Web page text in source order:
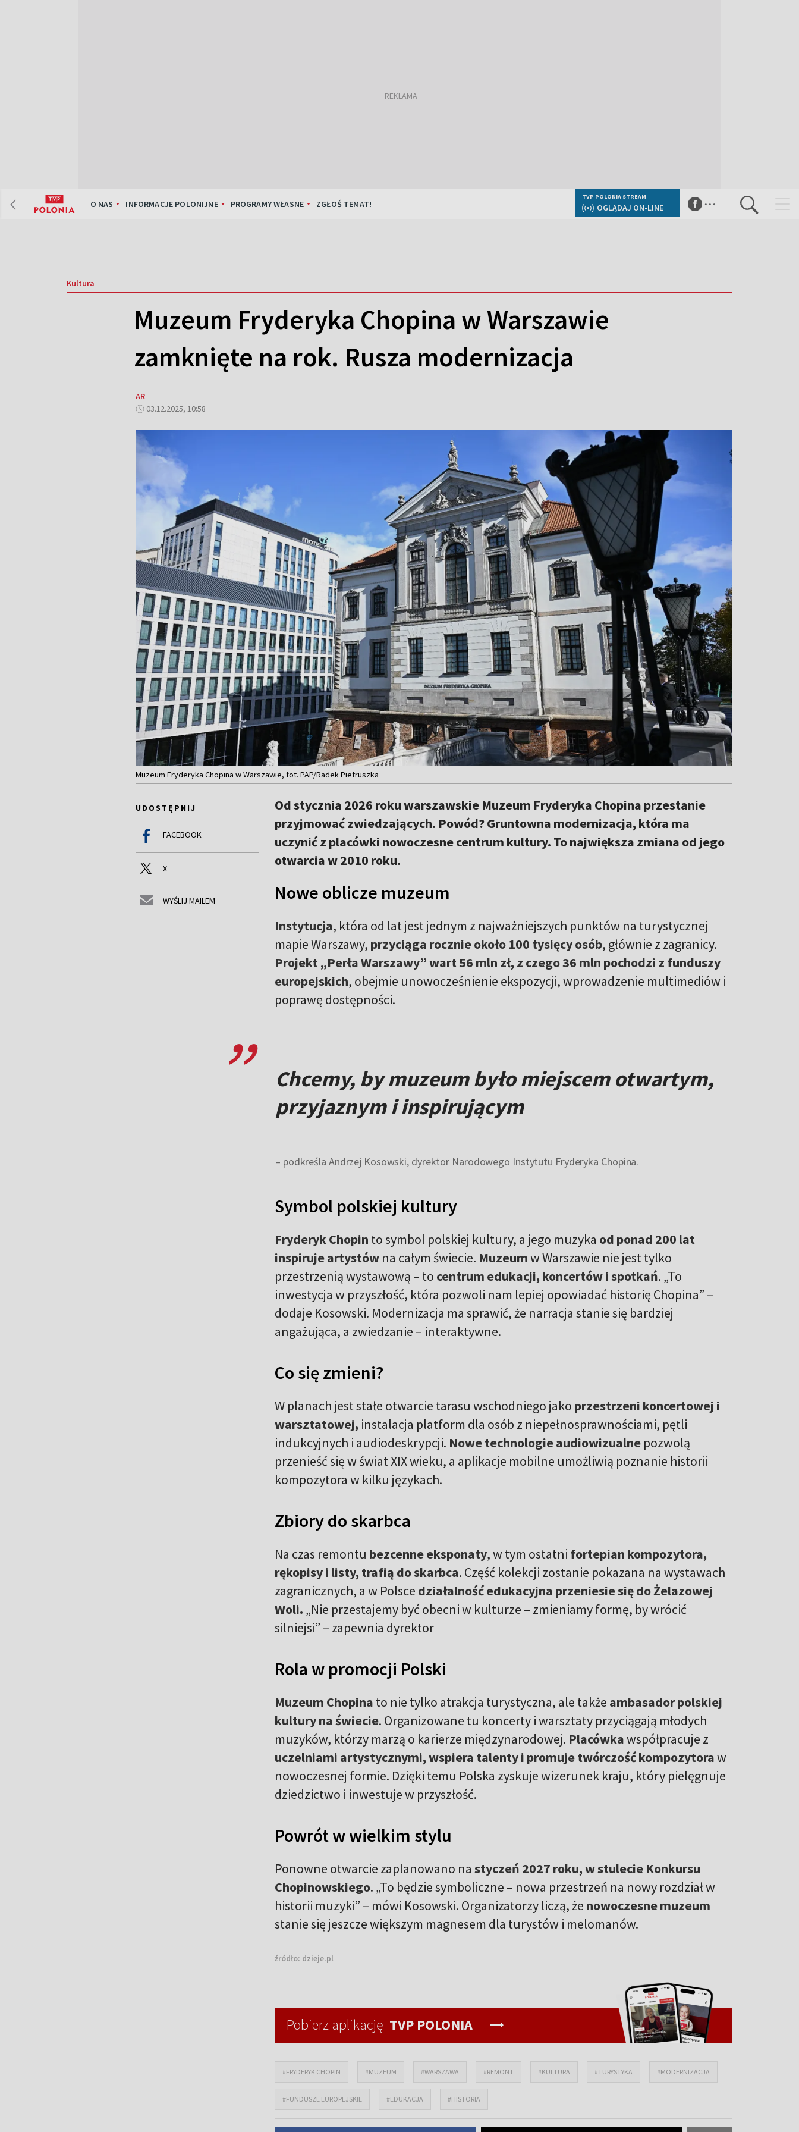
O NAS INFORMACJE POLONIJNE PROGRAMY WŁASNE ZGŁOŚ TEMAT!
TVP POLONIA STREAM
OGLĄDAJ ON-LINE ...
Kultura
Muzeum Fryderyka Chopina w Warszawie
zamknięte na rok. Rusza modernizacja
AR
03.12.2025, 10:58
Muzeum Fryderyka Chopina w Warszawie, fot. PAP/Radek Pietruszka
UDOSTĘPNIJ
FACEBOOK
X
WYŚLIJ MAILEM
Od stycznia 2026 roku warszawskie Muzeum Fryderyka Chopina przestanie
przyjmować zwiedzających. Powód? Gruntowna modernizacja, która ma
uczynić z placówki nowoczesne centrum kultury. To największa zmiana od jego
otwarcia w 2010 roku.
Nowe oblicze muzeum
Instytucja, która od lat jest jednym z najważniejszych punktów na turystycznej
mapie Warszawy, przyciąga rocznie około 100 tysięcy osób, głównie z zagranicy.
Projekt „Perła Warszawy” wart 56 mln zł, z czego 36 mln pochodzi z funduszy
europejskich, obejmie unowocześnienie ekspozycji, wprowadzenie multimediów i
poprawę dostępności.
,,
Chcemy, by muzeum było miejscem otwartym,
przyjaznym i inspirującym
– podkreśla Andrzej Kosowski, dyrektor Narodowego Instytutu Fryderyka Chopina.
Symbol polskiej kultury
Fryderyk Chopin to symbol polskiej kultury, a jego muzyka od ponad 200 lat
inspiruje artystów na całym świecie. Muzeumw Warszawie nie jest tylko
przestrzenią wystawową – to centrum edukacji, koncertów i spotkań. „To
inwestycja w przyszłość, która pozwoli nam lepiej opowiadać historię Chopina” –
dodaje Kosowski. Modernizacja ma sprawić, że narracja stanie się bardziej
angażująca, a zwiedzanie – interaktywne.
Co się zmieni?
W planach jest stałe otwarcie tarasu wschodniego jako przestrzeni koncertowej i
warsztatowej, instalacja platform dla osób z niepełnosprawnościami, pętli
indukcyjnych i audiodeskrypcji. Nowe technologie audiowizualne pozwolą
przenieść się w świat XIX wieku, a aplikacje mobilne umożliwią poznanie historii
kompozytora w kilku językach.
Zbiory do skarbca
Na czas remontu bezcenne eksponaty, w tym ostatni fortepian kompozytora,
rękopisy i listy, trafią do skarbca. Część kolekcji zostanie pokazana na wystawach
zagranicznych, a w Polsce działalność edukacyjna przeniesie się do Żelazowej
Woli. „Nie przestajemy być obecni w kulturze – zmieniamy formę, by wrócić
silniejsi” – zapewnia dyrektor
Rola w promocji Polski
Muzeum Chopina to nie tylko atrakcja turystyczna, ale także ambasador polskiej
kultury na świecie. Organizowane tu koncerty i warsztaty przyciągają młodych
muzyków, którzy marzą o karierze międzynarodowej. Placówkawspółpracuje z
uczelniami artystycznymi, wspiera talenty i promuje twórczość kompozytoraw
nowoczesnej formie. Dzięki temu Polska zyskuje wizerunek kraju, który pielęgnuje
dziedzictwo i inwestuje w przyszłość.
Powrót w wielkim stylu
Ponowne otwarcie zaplanowano na styczeń 2027 roku, w stulecie Konkursu
Chopinowskiego. „To będzie symboliczne – nowa przestrzeń na nowy rozdział w
historii muzyki” – mówi Kosowski. Organizatorzy liczą, że nowoczesne muzeum
stanie się jeszcze większym magnesem dla turystów i melomanów.
źródło: dzieje.pl
Pobierz aplikację TVP POLONIA
#FRYDERYK CHOPIN #MUZEUM #WARSZAWA #REMONT #KULTURA #TURYSTYKA #MODERNIZACJA
#FUNDUSZE EUROPEJSKIE #EDUKACJA #HISTORIA